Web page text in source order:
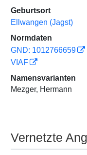
Geburtsort
Ellwangen (Jagst)
Normdaten
GND: 1012766659
VIAF
Namensvarianten
Mezger, Hermann
Vernetzte